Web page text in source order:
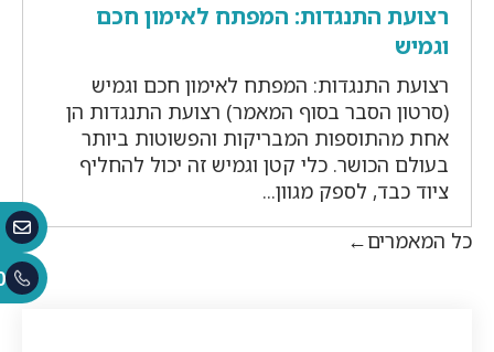
רצועת התנגדות: המפתח לאימון חכם
וגמיש
רצועת התנגדות: המפתח לאימון חכם וגמיש
(סרטון הסבר בסוף המאמר) רצועת התנגדות הן
אחת מהתוספות המבריקות והפשוטות ביותר
בעולם הכושר. כלי קטן וגמיש זה יכול להחליף
ציוד כבד, לספק מגוון...
כל המאמרים